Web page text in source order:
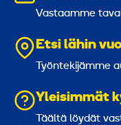
Vastaamme
Etsi lähin
Työntekijämme
Yleisimmät
Täältä löydät